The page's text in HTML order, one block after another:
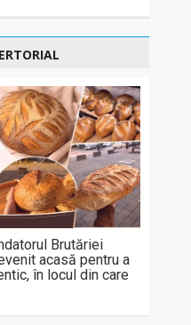
Brutăriei
acasă pentru a
în locul din care